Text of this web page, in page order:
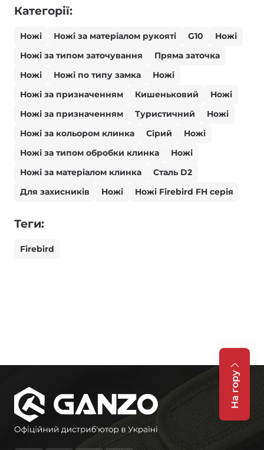
Категорії:
Ножі Ножі за матеріалом рукояті G10
Ножі
Ножі за типом заточування
Пряма заточка
Ножі
Ножі по типу замка
Ножі
Ножі за призначенням
Кишеньковий
Ножі
Ножі за призначенням
Туристичний
Ножі
Ножі за кольором клинка
Сірий
Ножі
Ножі за типом обробки клинка
Ножі
Ножі за матеріалом клинка
Сталь D2
Для захисників
Ножі Ножі Firebird FH серія
Теги:
Firebird
На гору